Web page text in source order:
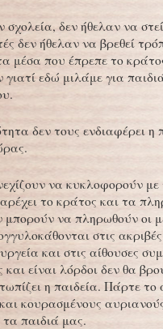
σχολεία, δεν ήθελαν να
δεν ήθελαν να βρεθεί
μέσα που έπρεπε το
εδώ μιλάμε για
δεν τους ενδιαφέρει η
να κυκλοφορούν
το κράτος και τα
μπορούν να πληρωθούν οι
στις
και στις αίθουσες
και είναι λόρδοι δεν θα
η παιδεία. Πάρτε
κουρασμένους
τα παιδιά μας.